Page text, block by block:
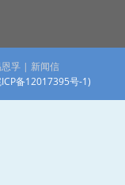
孚 | 新闻信
备12017395号-1)